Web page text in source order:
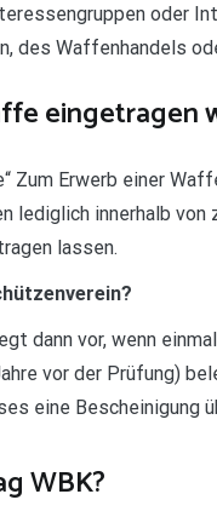
oder
des Waffenhandels
eingetragen
Zum Erwerb einer
lediglich innerhalb von
lassen.
dann vor, wenn
vor der Prüfung)
eine Bescheinigung
WBK?